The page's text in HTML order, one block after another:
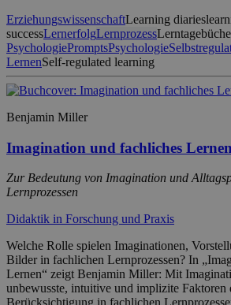
ErziehungswissenschaftLearning diaries
successLernerfolgLernprozess
PsychologiePromptsPsychologie
LernenSelf-regulated learning
Benjamin Miller
Imagination und fachliches Lernen
Zur Bedeutung von Imagination und
Lernprozessen
Didaktik in Forschung und Praxis
Welche Rolle spielen Imaginationen,
Bilder in fachlichen Lernprozessen? In
Lernen“ zeigt Benjamin Miller: Mit
unbewusste, intuitive und implizite Faktoren